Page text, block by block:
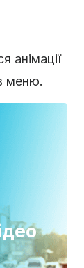
анімації
меню.